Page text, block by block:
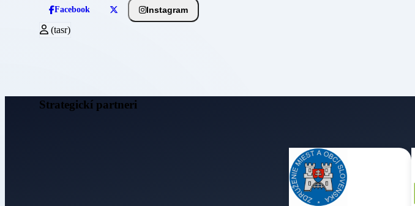
Facebook Instagram
(tasr)
Strategickí partneri